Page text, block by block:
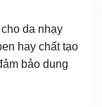
da nhạy
hay chất tạo
bảo dung